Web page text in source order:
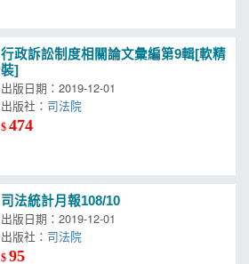
行政訴訟制度相關論文彙編第9輯[軟精
裝]
出版日期：2019-12-01
出版社： 司法院
$474
司法統計月報108/10
出版日期：2019-12-01
出版社： 司法院
$95